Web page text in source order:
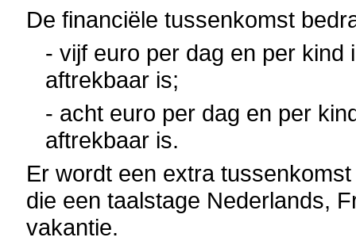
De financiële tussenkomst
- vijf euro per dag en per
aftrekbaar is;
- acht euro per dag en per
aftrekbaar is.
Er wordt een extra
die een taalstage Nederlands,
vakantie.